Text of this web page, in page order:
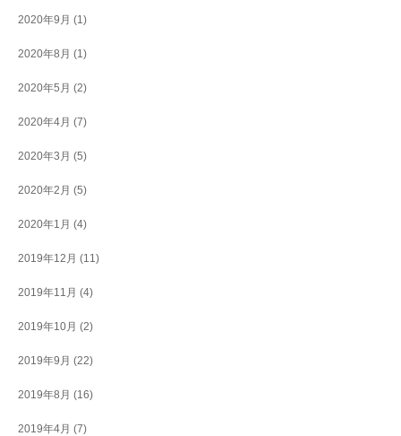
2020年9月 (1)
2020年8月 (1)
2020年5月 (2)
2020年4月 (7)
2020年3月 (5)
2020年2月 (5)
2020年1月 (4)
2019年12月 (11)
2019年11月 (4)
2019年10月 (2)
2019年9月 (22)
2019年8月 (16)
2019年4月 (7)